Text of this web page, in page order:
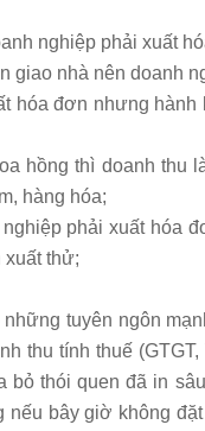
nghiệp phải xuất
giao nhà nên doanh
hóa đơn nhưng
hồng thì doanh thu
hàng hóa;
phải xuất hóa
xuất thử;
tuyên ngôn
thu tính thuế
bỏ thói quen đã in
bây giờ không